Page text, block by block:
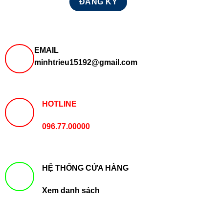
EMAIL
minhtrieu15192@gmail.com
HOTLINE
096.77.00000
HỆ THỐNG CỬA HÀNG
Xem danh sách